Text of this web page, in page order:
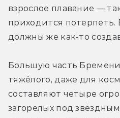
взрослое плавание —
приходится потерпеть.
должны же как-то
Большую часть
тяжёлого, даже для
составляют четыре
загорелых под